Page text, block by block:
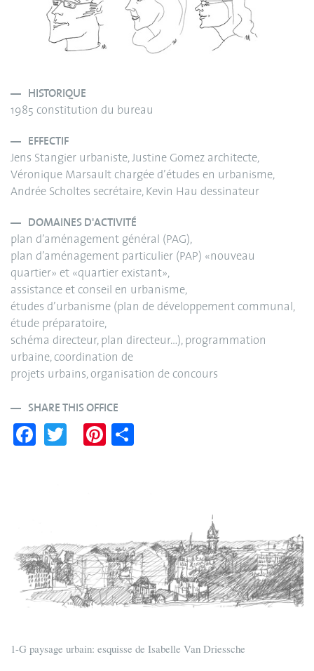
HISTORIQUE
1985 constitution du bureau
EFFECTIF
Jens Stangier urbaniste, Justine Gomez architecte,
Véronique Marsault chargée d’études en urbanisme,
Andrée Scholtes secrétaire, Kevin Hau dessinateur
DOMAINES D'ACTIVITÉ
plan d’aménagement général (PAG),
plan d’aménagement particulier (PAP) «nouveau
quartier» et «quartier existant»,
assistance et conseil en urbanisme,
études d’urbanisme (plan de développement communal,
étude préparatoire,
schéma directeur, plan directeur…), programmation
urbaine, coordination de
projets urbains, organisation de concours
SHARE THIS OFFICE
Fa
ce wi
Pi
nt
1-G paysage urbain: esquisse de Isabelle Van Driessche